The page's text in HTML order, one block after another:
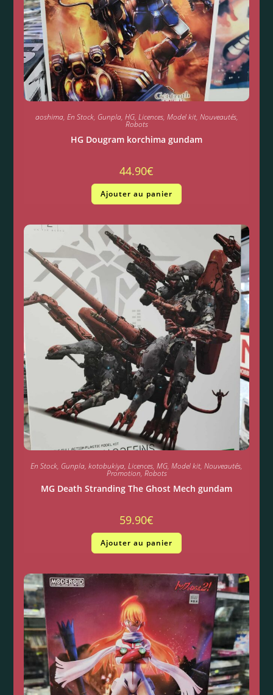
aoshima, En Stock, Gunpla, HG, Licences, Model kit, Nouveautés,
Robots
HG Dougram korchima gundam
44.90€
Ajouter au panier
En Stock, Gunpla, kotobukiya, Licences, MG, Model kit, Nouveautés,
Promotion, Robots
MG Death Stranding The Ghost Mech gundam
59.90€
Ajouter au panier